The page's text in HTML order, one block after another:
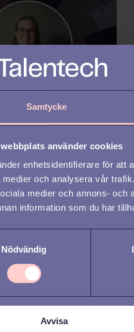
Samtycke
webbplats använder cookies
enhetsidentifierare för att
medier och analysera vår
medier och annons- och
information som du har
Nödvändig
Avvisa
du
och
dina HR-